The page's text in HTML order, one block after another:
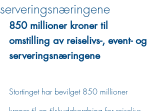
serveringsnæringene
850 millioner kroner til
omstilling av reiselivs-, event- og
serveringsnæringene
Stortinget har bevilget 850 millioner